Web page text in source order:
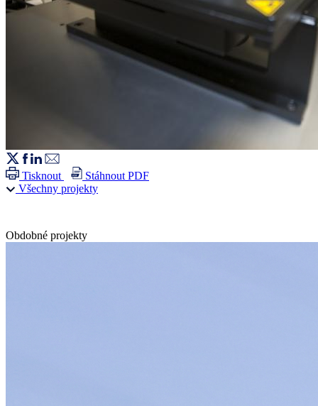
Tisknout
Stáhnout PDF
Všechny projekty
Obdobné projekty